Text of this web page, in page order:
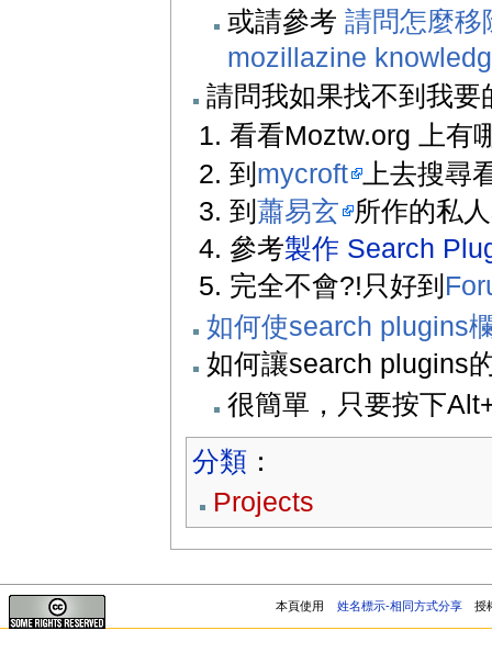
或請參考 請問怎麼移
mozillazine
請問我如果找不到我
看看Moztw.org 上有
到mycroft
上去搜尋
到蕭易玄
所作的私
參考製作 Search
完全不會?!只好到
如何使search plugins
如何讓search plugins
很簡單，只要按下
分類 ：
Projects
本頁使用 姓名標示-相同方式分享 授